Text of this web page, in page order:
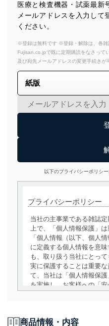
医療と検査機器・試薬最新
メールアドレスを入力して
ください。
※登録は無料です ※登録・解除は、各雑
Fujisan.co.jpで既に定期購読をなさって
及び宛先メールアドレスの変更手続きが
以下のプライバシーポリシ
プライバシーポリシー
当社の主事業である雑誌
上で、「個人情報保護」
「個人情報（以下、個人
に定義する個人情報を意
も、取り扱う当社にとっ
実に保護することは重要
て、当社は「個人情報保
を実施し、お客様への「
商品情報・内容